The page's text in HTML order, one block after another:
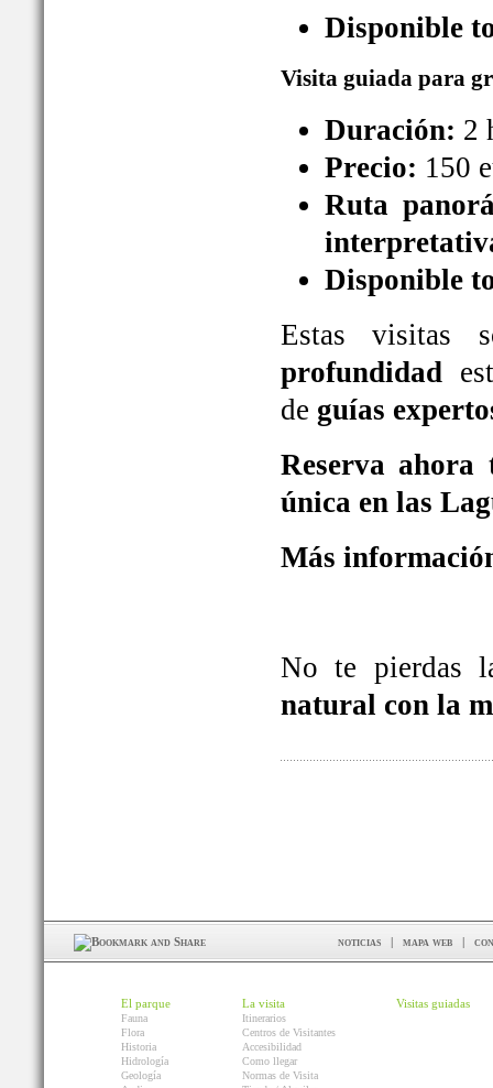
Disponible
Visita guiada para
Duración: 2
Precio: 150
Ruta
Disponible
Estas
profundidad
de guías
Reserva
única en las
Más
No te pierdas
natural con la
noticias mapa web
El parque
Fauna
Flora
Historia
Hidrología
Geología
La visita
Itinerarios
Centros de Visitantes
Accesibilidad
Como llegar
Normas de Visita
Visitas guiadas